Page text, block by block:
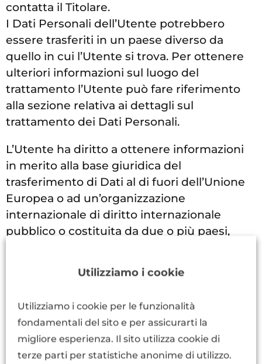
contatta il Titolare.
I Dati Personali dell’Utente potrebbero
essere trasferiti in un paese diverso da
quello in cui l’Utente si trova. Per ottenere
ulteriori informazioni sul luogo del
trattamento l’Utente può fare riferimento
alla sezione relativa ai dettagli sul
trattamento dei Dati Personali.
L’Utente ha diritto a ottenere informazioni
in merito alla base giuridica del
trasferimento di Dati al di fuori dell’Unione
Europea o ad un’organizzazione
internazionale di diritto internazionale
pubblico o costituita da due o più paesi,
per proteggere i Dati.
L’Utente può verificare se abbia luogo uno
dei trasferimenti appena descritti
esaminando la sezione di questo
Utilizziamo i cookie
Utilizziamo i cookie per le funzionalità
fondamentali del sito e per assicurarti la
migliore esperienza. Il sito utilizza cookie di
terze parti per statistiche anonime di utilizzo.